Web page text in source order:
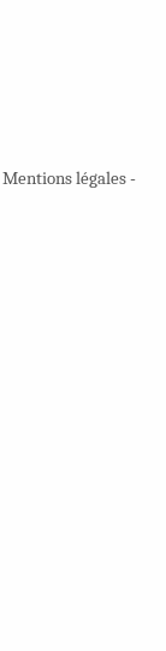
Mentions légales-